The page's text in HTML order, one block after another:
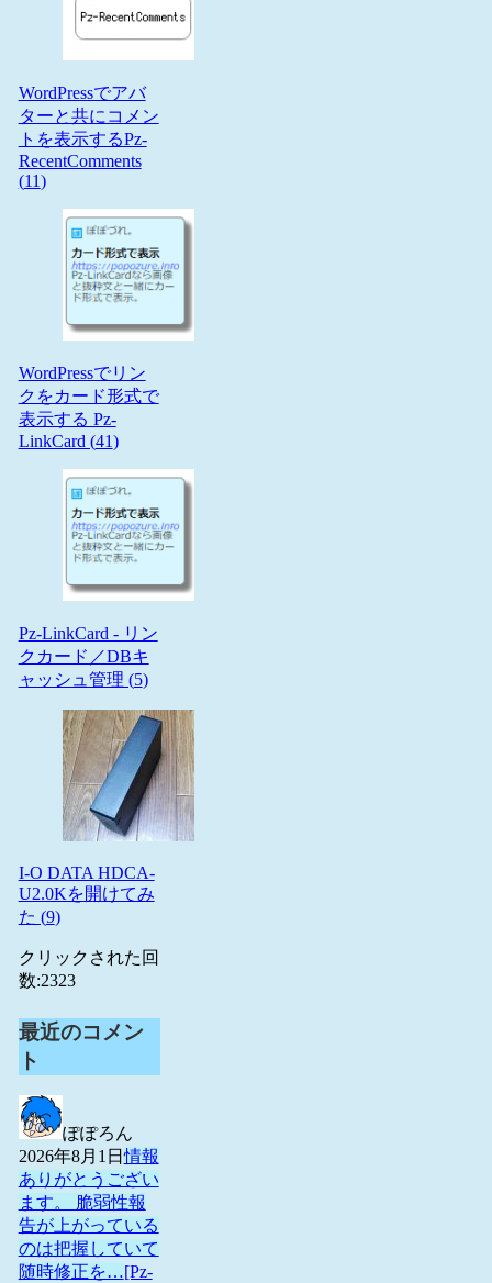
WordPressでアバ
ターと共にコメン
トを表示するPz-
RecentComments
(11)
WordPressでリン
クをカード形式で
表示する Pz-
LinkCard (41)
Pz-LinkCard - リン
クカード／DBキ
ャッシュ管理 (5)
I-O DATA HDCA-
U2.0Kを開けてみ
た (9)
クリックされた回
数:2323
最近のコメン
ト
ぽぽろん
2026年8月1日情報
ありがとうござい
ます。 脆弱性報
告が上がっている
のは把握していて
随時修正を…[Pz-